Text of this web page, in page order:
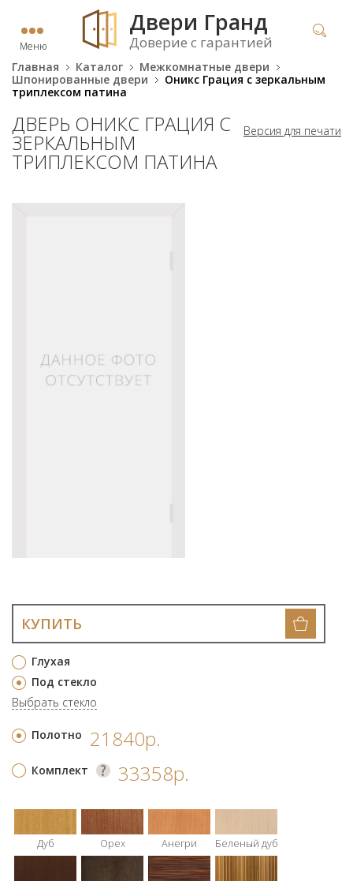
Меню
Двери Гранд
Доверие с гарантией
Главная Каталог
Межкомнатные двери
Шпонированные двери
Оникс Грация с зеркальным
триплексом патина
Версия для печати
ДВЕРЬ ОНИКС ГРАЦИЯ С
ЗЕРКАЛЬНЫМ
ТРИПЛЕКСОМ ПАТИНА
Глухая
Под стекло
Выбрать стекло
КУПИТЬ
Полотно 21840р.
Комплект 33358р.
Дуб Орех Анегри Беленый дуб